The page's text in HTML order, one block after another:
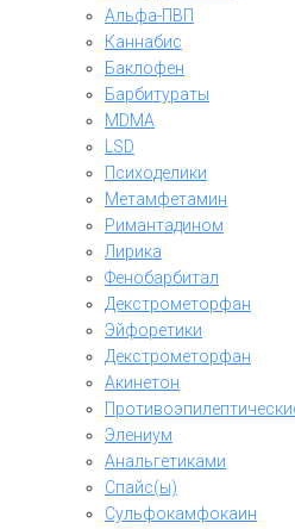
Альфа-ПВП
Каннабис
Баклофен
Барбитураты
MDMA
LSD
Психоделики
Метамфетамин
Римантадином
Лирика
Фенобарбитал
Декстрометорфан
Эйфоретики
Декстрометорфан
Акинетон
Элениум
Анальгетиками
Спайс(ы)
Сульфокамфокаин